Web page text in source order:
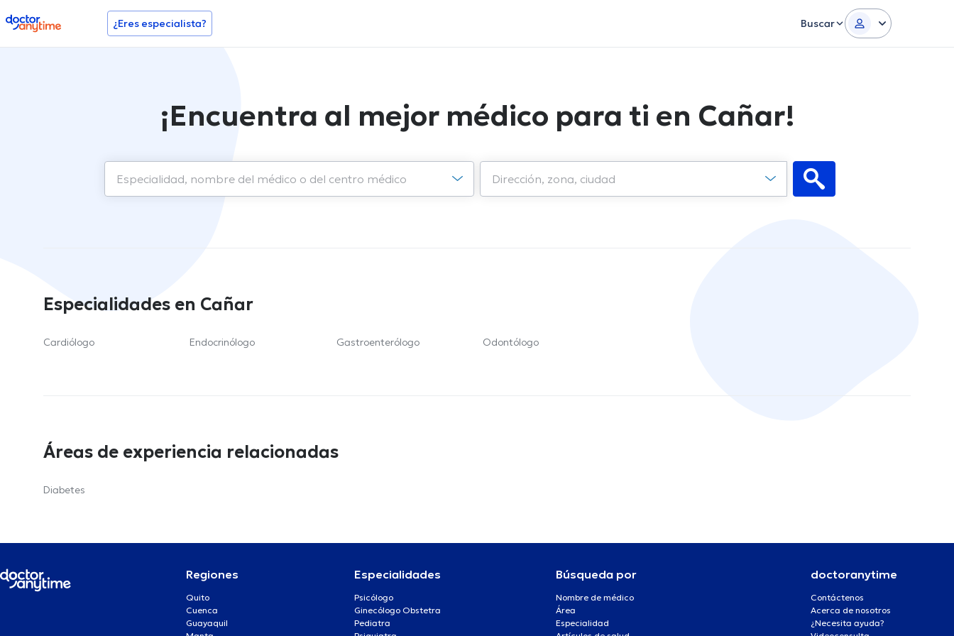
doctoranytime ¿Eres especialista? Buscar
¡Encuentra al mejor médico para ti en Cañar!
Especialidades en Cañar
Cardiólogo Endocrinólogo Gastroenterólogo Odontólogo
Áreas de experiencia relacionadas
Diabetes
Regiones
Quito
Cuenca
Guayaquil
Especialidades
Psicólogo
Ginecólogo Obstetra
Pediatra
Búsqueda por
Nombre de médico
Área
Especialidad
doctoranytime
Contáctenos
Acerca de nosotros
¿Necesita ayuda?